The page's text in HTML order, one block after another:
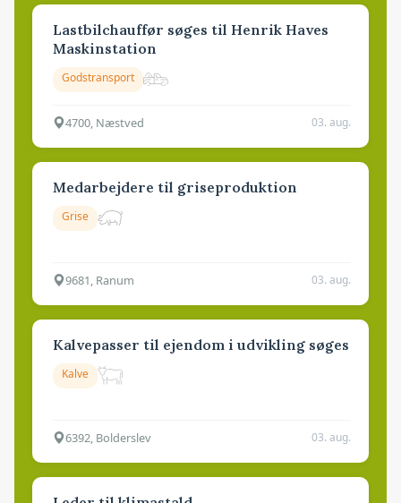
Lastbilchauffør søges til Henrik Haves
Maskinstation
Godstransport
4700, Næstved 03. aug.
Medarbejdere til griseproduktion
Grise
9681, Ranum 03. aug.
Kalvepasser til ejendom i udvikling søges
Kalve
6392, Bolderslev 03. aug.